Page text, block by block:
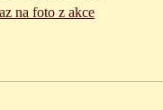
na foto z akce